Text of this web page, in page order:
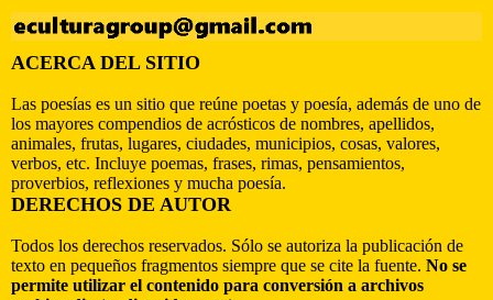
ACERCA DEL SITIO
Las poesías es un sitio que reúne poetas y poesía, además de uno de
los mayores compendios de acrósticos de nombres, apellidos,
animales, frutas, lugares, ciudades, municipios, cosas, valores,
verbos, etc. Incluye poemas, frases, rimas, pensamientos,
proverbios, reflexiones y mucha poesía.
DERECHOS DE AUTOR
Todos los derechos reservados. Sólo se autoriza la publicación de
texto en pequeños fragmentos siempre que se cite la fuente. No se
permite utilizar el contenido para conversión a archivos